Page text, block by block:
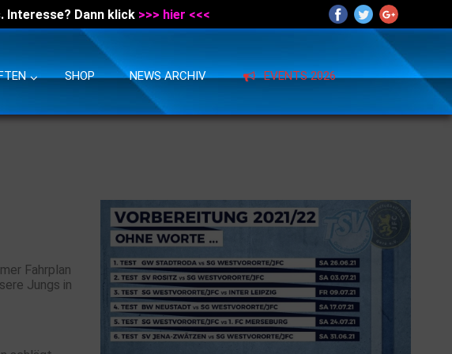
Interesse? Dann klick >>> hier <<<
SHOP NEWS ARCHIV EVENTS 2026
Fahrplan
Jungs in